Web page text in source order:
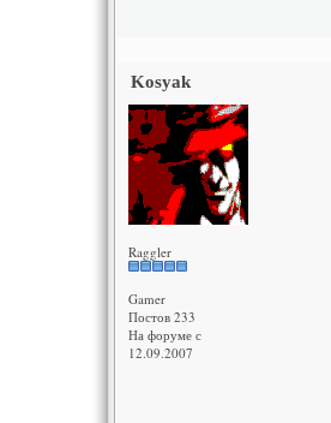
Kosyak
Raggler
Gamer
Постов 233
На форуме с
12.09.2007